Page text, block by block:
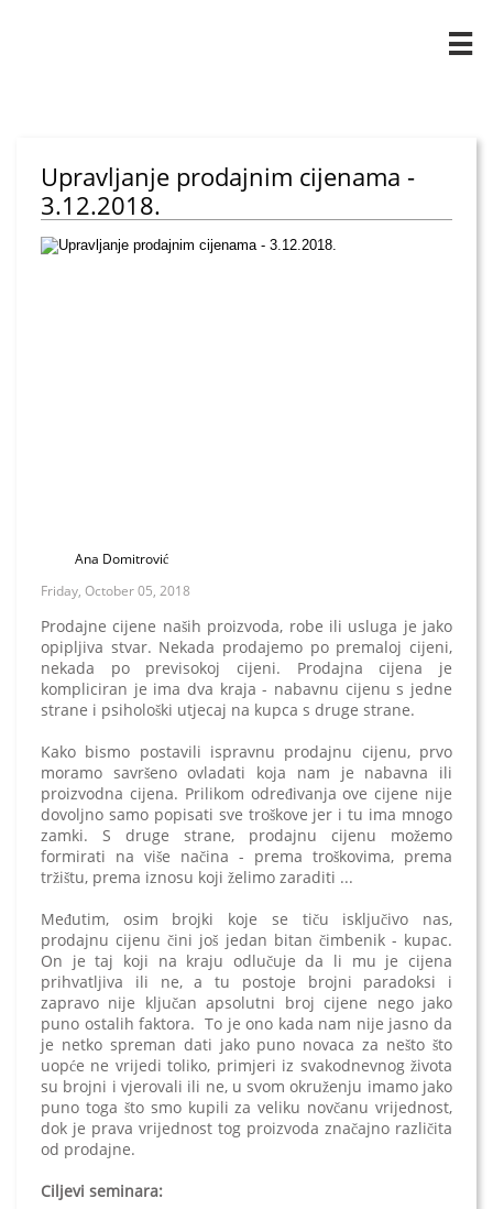

Upravljanje prodajnim cijenama -
3.12.2018.
Ana Domitrović
Friday, October 05, 2018
Prodajne cijene naših proizvoda, robe ili usluga je jako
opipljiva stvar. Nekada prodajemo po premaloj cijeni,
nekada po previsokoj cijeni. Prodajna cijena je
kompliciran je ima dva kraja - nabavnu cijenu s jedne
strane i psihološki utjecaj na kupca s druge strane.
Kako bismo postavili ispravnu prodajnu cijenu, prvo
moramo savršeno ovladati koja nam je nabavna ili
proizvodna cijena. Prilikom određivanja ove cijene nije
dovoljno samo popisati sve troškove jer i tu ima mnogo
zamki. S druge strane, prodajnu cijenu možemo
formirati na više načina - prema troškovima, prema
tržištu, prema iznosu koji želimo zaraditi ...
Međutim, osim brojki koje se tiču isključivo nas,
prodajnu cijenu čini još jedan bitan čimbenik - kupac.
On je taj koji na kraju odlučuje da li mu je cijena
prihvatljiva ili ne, a tu postoje brojni paradoksi i
zapravo nije ključan apsolutni broj cijene nego jako
puno ostalih faktora. To je ono kada nam nije jasno da
je netko spreman dati jako puno novaca za nešto što
uopće ne vrijedi toliko, primjeri iz svakodnevnog života
su brojni i vjerovali ili ne, u svom okruženju imamo jako
puno toga što smo kupili za veliku novčanu vrijednost,
dok je prava vrijednost tog proizvoda značajno različita
od prodajne.
Ciljevi seminara: